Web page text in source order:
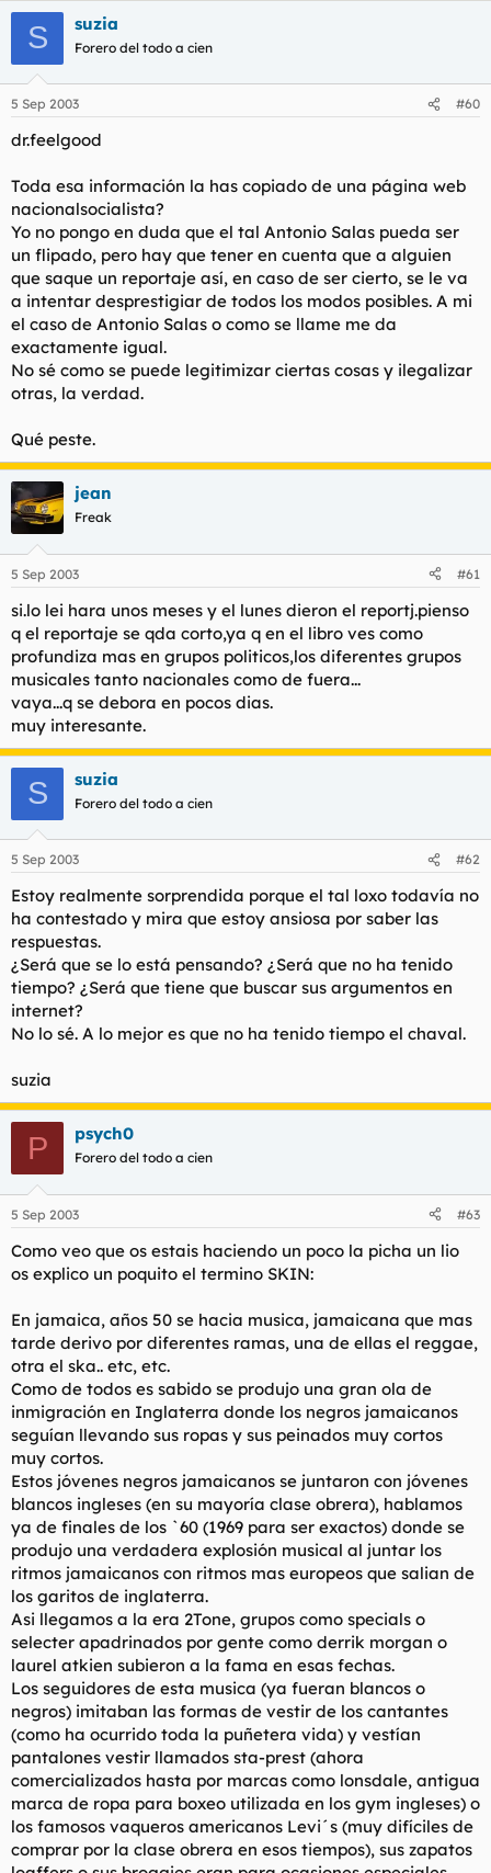
S suzia
Forero del todo a cien
5 Sep 2003 #60
dr.feelgood
Toda esa información la has copiado de una página web
nacionalsocialista?
Yo no pongo en duda que el tal Antonio Salas pueda ser
un flipado, pero hay que tener en cuenta que a alguien
que saque un reportaje así, en caso de ser cierto, se le va
a intentar desprestigiar de todos los modos posibles. A mi
el caso de Antonio Salas o como se llame me da
exactamente igual.
No sé como se puede legitimizar ciertas cosas y ilegalizar
otras, la verdad.
Qué peste.
jean
Freak
5 Sep 2003 #61
si.lo lei hara unos meses y el lunes dieron el reportj.pienso
q el reportaje se qda corto,ya q en el libro ves como
profundiza mas en grupos politicos,los diferentes grupos
musicales tanto nacionales como de fuera...
vaya...q se debora en pocos dias.
muy interesante.
S suzia
Forero del todo a cien
5 Sep 2003 #62
Estoy realmente sorprendida porque el tal loxo todavía no
ha contestado y mira que estoy ansiosa por saber las
respuestas.
¿Será que se lo está pensando? ¿Será que no ha tenido
tiempo? ¿Será que tiene que buscar sus argumentos en
internet?
No lo sé. A lo mejor es que no ha tenido tiempo el chaval.
suzia
P psych0
Forero del todo a cien
5 Sep 2003 #63
Como veo que os estais haciendo un poco la picha un lio
os explico un poquito el termino SKIN:
En jamaica, años 50 se hacia musica, jamaicana que mas
tarde derivo por diferentes ramas, una de ellas el reggae,
otra el ska.. etc, etc.
Como de todos es sabido se produjo una gran ola de
inmigración en Inglaterra donde los negros jamaicanos
seguían llevando sus ropas y sus peinados muy cortos
muy cortos.
Estos jóvenes negros jamaicanos se juntaron con jóvenes
blancos ingleses (en su mayoría clase obrera), hablamos
ya de finales de los `60 (1969 para ser exactos) donde se
produjo una verdadera explosión musical al juntar los
ritmos jamaicanos con ritmos mas europeos que salian de
los garitos de inglaterra.
Asi llegamos a la era 2Tone, grupos como specials o
selecter apadrinados por gente como derrik morgan o
laurel atkien subieron a la fama en esas fechas.
Los seguidores de esta musica (ya fueran blancos o
negros) imitaban las formas de vestir de los cantantes
(como ha ocurrido toda la puñetera vida) y vestían
pantalones vestir llamados sta-prest (ahora
comercializados hasta por marcas como lonsdale, antigua
marca de ropa para boxeo utilizada en los gym ingleses) o
los famosos vaqueros americanos Levi´s (muy difíciles de
comprar por la clase obrera en esos tiempos), sus zapatos